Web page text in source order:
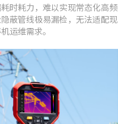
时耗力，难以实现常态化高频
蔽管线极易漏检，无法适配现
运维需求。